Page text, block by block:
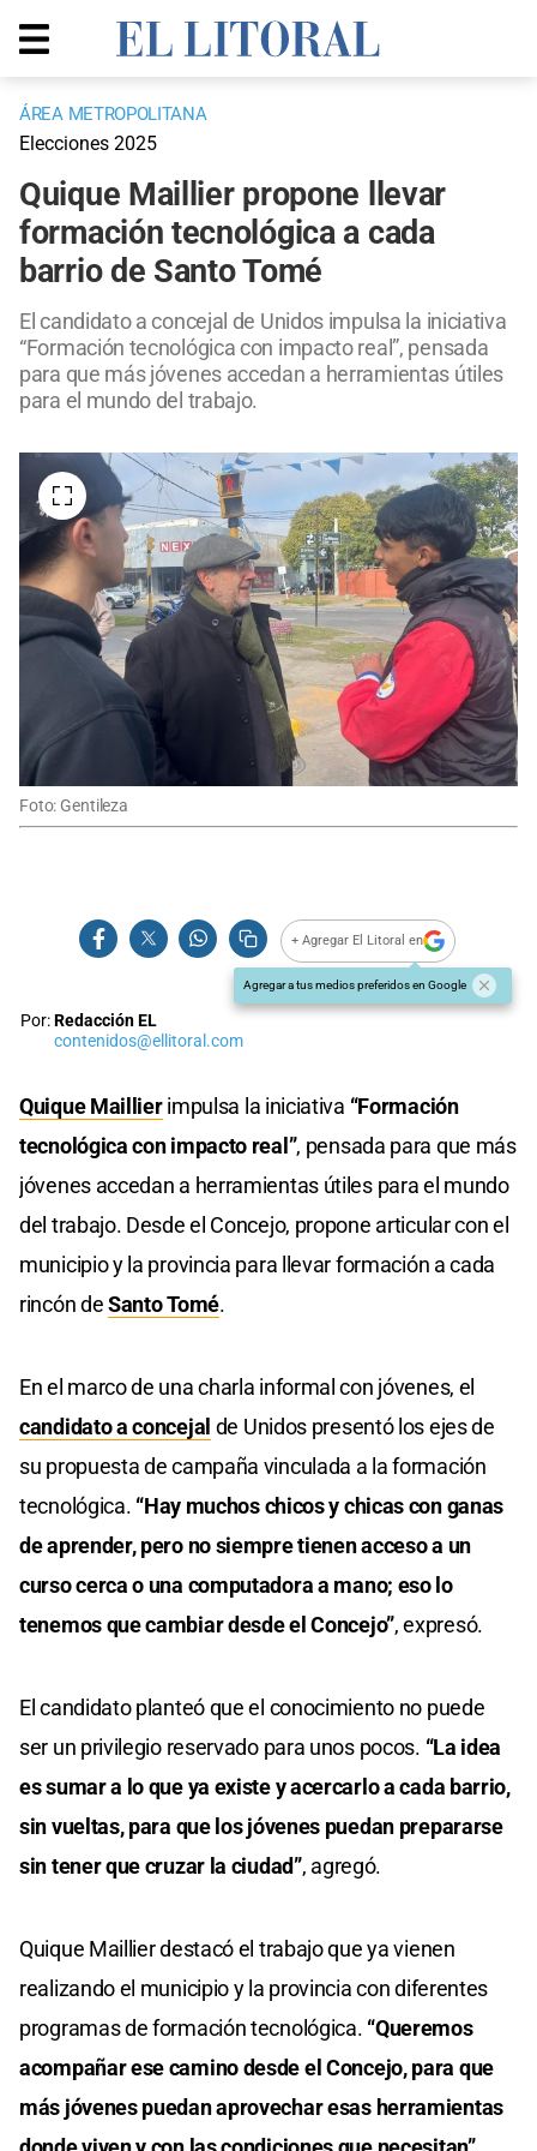
ÁREA METROPOLITANA
Elecciones 2025
Quique Maillier propone llevar
formación tecnológica a cada
barrio de Santo Tomé
El candidato a concejal de Unidos impulsa la iniciativa
“Formación tecnológica con impacto real”, pensada
para que más jóvenes accedan a herramientas útiles
para el mundo del trabajo.
Foto: Gentileza
+ Agregar El Litoral en
Agregar a tus medios preferidos en Google
Por:Redacción EL
contenidos@ellitoral.com
Quique Maillierimpulsa la iniciativa “Formación
tecnológica con impacto real”, pensada para que más
jóvenes accedan a herramientas útiles para el mundo
del trabajo. Desde el Concejo, propone articular con el
municipio y la provincia para llevar formación a cada
rincón deSanto Tomé.
En el marco de una charla informal con jóvenes, el
candidato a concejal de Unidos presentó los ejes de
su propuesta de campaña vinculada a la formación
tecnológica. “Hay muchos chicos y chicas con ganas
de aprender, pero no siempre tienen acceso a un
curso cerca o una computadora a mano; eso lo
tenemos que cambiar desde el Concejo”, expresó.
El candidato planteó que el conocimiento no puede
ser un privilegio reservado para unos pocos. “La idea
es sumar a lo que ya existe y acercarlo a cada barrio,
sin vueltas, para que los jóvenes puedan prepararse
sin tener que cruzar la ciudad”, agregó.
Quique Maillier destacó el trabajo que ya vienen
realizando el municipio y la provincia con diferentes
programas de formación tecnológica. “Queremos
acompañar ese camino desde el Concejo, para que
más jóvenes puedan aprovechar esas herramientas